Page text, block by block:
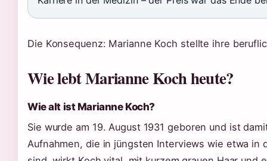
Die Konsequenz: Marianne Koch stellte ihre
Wie lebt Marianne Koch heute?
Wie alt ist Marianne Koch?
Sie wurde am 19. August 1931 geboren und ist
Aufnahmen, die in jüngsten Interviews wie etwa in